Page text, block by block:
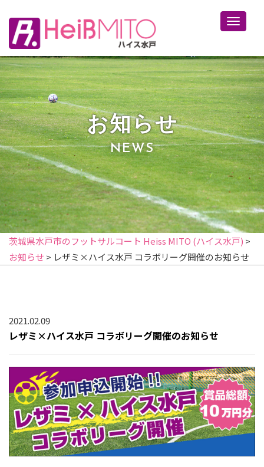
お知らせ
NEWS
茨城県水戸市のフットサルコート Heiss MITO (ハイス水戸) >
お知らせ > レザミ×ハイス水戸 コラボリーグ開催のお知らせ
2021.02.09
レザミ×ハイス水戸 コラボリーグ開催のお知らせ